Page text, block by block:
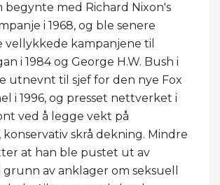
begynte med Richard Nixon's
i 1968, og ble senere
vellykkede kampanjene til
i 1984 og George H.W. Bush i
utnevnt til sjef for den nye Fox
i 1996, og presset nettverket i
ved å legge vekt på
skrå dekning. Mindre
at han ble pustet ut av
av anklager om seksuell